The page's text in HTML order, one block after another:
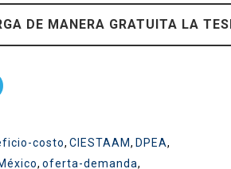
DE MANERA GRATUITA LA
costo, CIESTAAM, DPEA,
, oferta-demanda,